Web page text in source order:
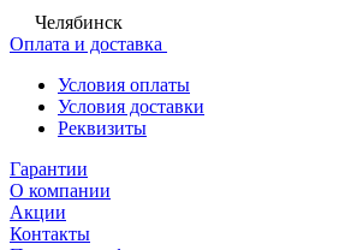
Челябинск
Оплата и доставка
Условия оплаты
Условия доставки
Реквизиты
Гарантии
О компании
Акции
Контакты